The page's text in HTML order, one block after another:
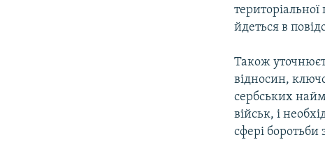
йдеться в
Також
відносин,
сербських
військ, і
сфері